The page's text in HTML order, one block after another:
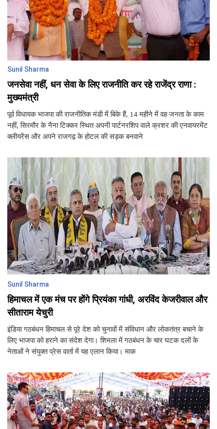
Sunil Sharma
जनसेवा नहीं, धन सेवा के लिए राजनीति कर रहे राजेंद्र राणा :
मुख्यमंत्री
पूर्व विधायक भाजपा की राजनीतिक मंडी में बिके हैं, 14 महीने में वह जनता के काम
नहीं, सिरमौर के नैना टिक्कर स्थित अपनी पार्टनरशिप वाले क्रशर की एनवायरमेंट
क्लीयरेंस और अपने राजगढ़ के होटल की सड़क बनवाने
Sunil Sharma
हिमाचल में एक मंच पर होंगे प्रियंका गांधी, अरविंद केजरीवाल और
सीताराम येचुरी
इंडिया गठबंधन हिमाचल से पूरे देश को चुनावों में संविधान और लोकतंत्र बचाने के
लिए भाजपा को हराने का संदेश देगा। शिमला में गठबंधन के चार घटक दलों के
नेताओं ने संयुक्त प्रेस वार्ता में यह एलान किया। माक